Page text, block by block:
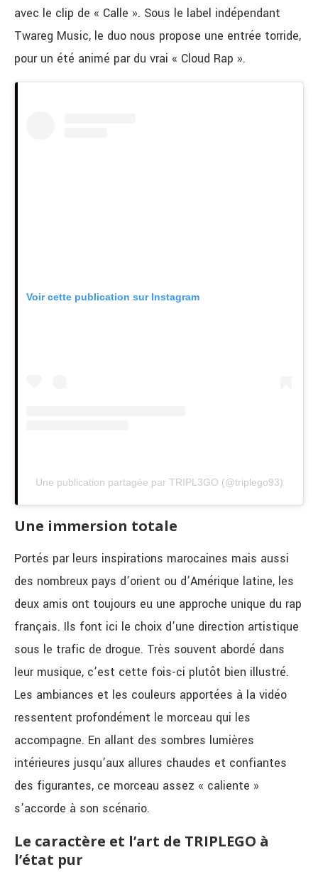
avec le clip de « Calle ». Sous le label indépendant
Twareg Music, le duo nous propose une entrée torride,
pour un été animé par du vrai « Cloud Rap ».
Voir cette publication sur Instagram
Une publication partagée par TRIPL3GO (@triplego93)
Une immersion totale
Portés par leurs inspirations marocaines mais aussi
des nombreux pays d’orient ou d’Amérique latine, les
deux amis ont toujours eu une approche unique du rap
français. Ils font ici le choix d’une direction artistique
sous le trafic de drogue. Très souvent abordé dans
leur musique, c’est cette fois-ci plutôt bien illustré.
Les ambiances et les couleurs apportées à la vidéo
ressentent profondément le morceau qui les
accompagne. En allant des sombres lumières
intérieures jusqu’aux allures chaudes et confiantes
des figurantes, ce morceau assez « caliente »
s’accorde à son scénario.
Le caractère et l’art de TRIPLEGO à
l’état pur